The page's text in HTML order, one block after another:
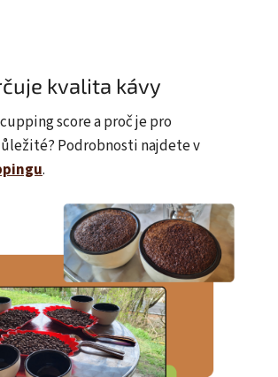
kvalita kávy
score a proč je pro
Podrobnosti najdete v
.